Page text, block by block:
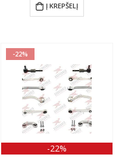
Į KREPŠELĮ
-22%
-22%